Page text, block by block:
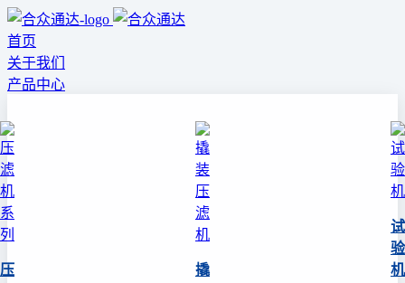
首页
关于我们
产品中心
压
撬
试
验
机